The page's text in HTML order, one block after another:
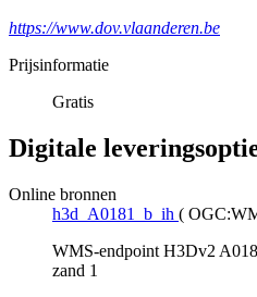
https://www.dov.vlaanderen.be
Prijsinformatie
Gratis
Digitale
Online bronnen
h3d_A0181_b_ih (
WMS-endpoint H3Dv2
zand 1